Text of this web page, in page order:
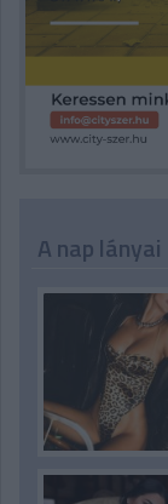
A nap lányai